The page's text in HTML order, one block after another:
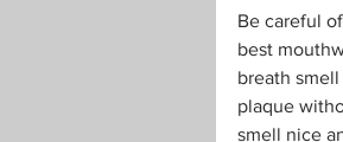
Be careful
best
breath
plaque
smell nice